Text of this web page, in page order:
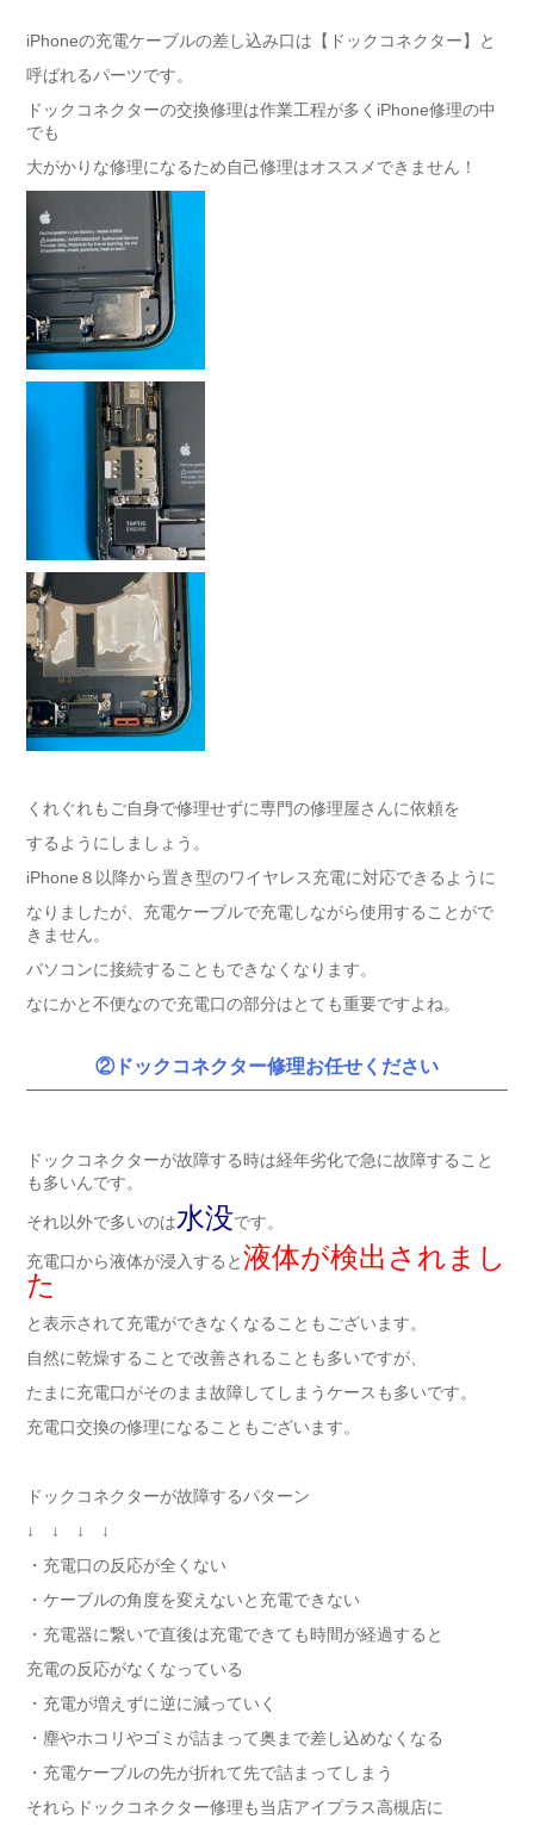
iPhoneの充電ケーブルの差し込み口は【ドックコネクター】と
呼ばれるパーツです。
ドックコネクターの交換修理は作業工程が多くiPhone修理の中
でも
大がかりな修理になるため自己修理はオススメできません！
くれぐれもご自身で修理せずに専門の修理屋さんに依頼を
するようにしましょう。
iPhone８以降から置き型のワイヤレス充電に対応できるように
なりましたが、充電ケーブルで充電しながら使用することがで
きません。
パソコンに接続することもできなくなります。
なにかと不便なので充電口の部分はとても重要ですよね。
②ドックコネクター修理お任せください
ドックコネクターが故障する時は経年劣化で急に故障すること
も多いんです。
それ以外で多いのは水没です。
充電口から液体が浸入すると液体が検出されまし
た
と表示されて充電ができなくなることもございます。
自然に乾燥することで改善されることも多いですが、
たまに充電口がそのまま故障してしまうケースも多いです。
充電口交換の修理になることもございます。
ドックコネクターが故障するパターン
↓ ↓ ↓ ↓
・充電口の反応が全くない
・ケーブルの角度を変えないと充電できない
・充電器に繋いで直後は充電できても時間が経過すると
充電の反応がなくなっている
・充電が増えずに逆に減っていく
・塵やホコリやゴミが詰まって奥まで差し込めなくなる
・充電ケーブルの先が折れて先で詰まってしまう
それらドックコネクター修理も当店アイプラス高槻店に